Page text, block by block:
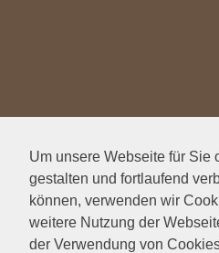
Um unsere Webseite für Sie
gestalten und fortlaufend
können, verwenden wir
weitere Nutzung der
der Verwendung von